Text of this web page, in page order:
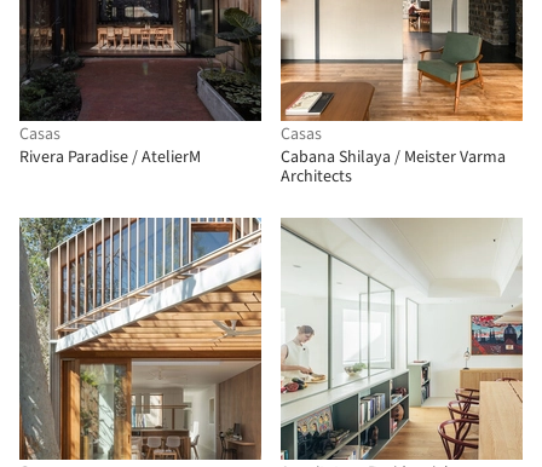
Casas
Rivera Paradise / AtelierM
Casas
Cabana Shilaya / Meister Varma
Architects